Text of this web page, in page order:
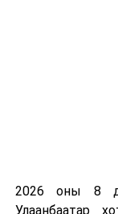
2026 оны 8
Улаанбаатар